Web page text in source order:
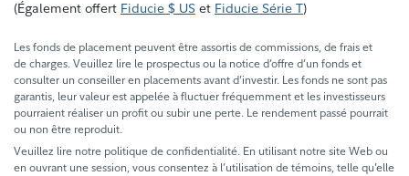
(Également offert Fiducie $ US et Fiducie Série T)
Les fonds de placement peuvent être assortis de commissions, de frais et
de charges. Veuillez lire le prospectus ou la notice d’offre d’un fonds et
consulter un conseiller en placements avant d’investir. Les fonds ne sont pas
garantis, leur valeur est appelée à fluctuer fréquemment et les investisseurs
pourraient réaliser un profit ou subir une perte. Le rendement passé pourrait
ou non être reproduit.
Veuillez lire notre politique de confidentialité. En utilisant notre site Web ou
en ouvrant une session, vous consentez à l’utilisation de témoins, telle qu’elle